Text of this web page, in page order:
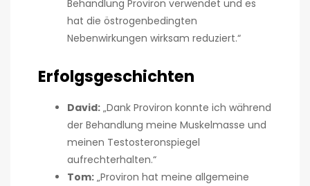
Behandlung Proviron verwendet und es
hat die östrogenbedingten
Nebenwirkungen wirksam reduziert.“
Erfolgsgeschichten
David: „Dank Proviron konnte ich während
der Behandlung meine Muskelmasse und
meinen Testosteronspiegel
aufrechterhalten.“
Tom: „Proviron hat meine allgemeine